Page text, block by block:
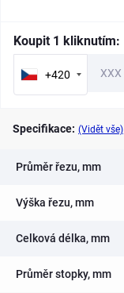
Koupit 1 kliknutím:
+420
Specifikace: (Vidět vše)
Průměr řezu, mm
Výška řezu, mm
Celková délka, mm
Průměr stopky, mm